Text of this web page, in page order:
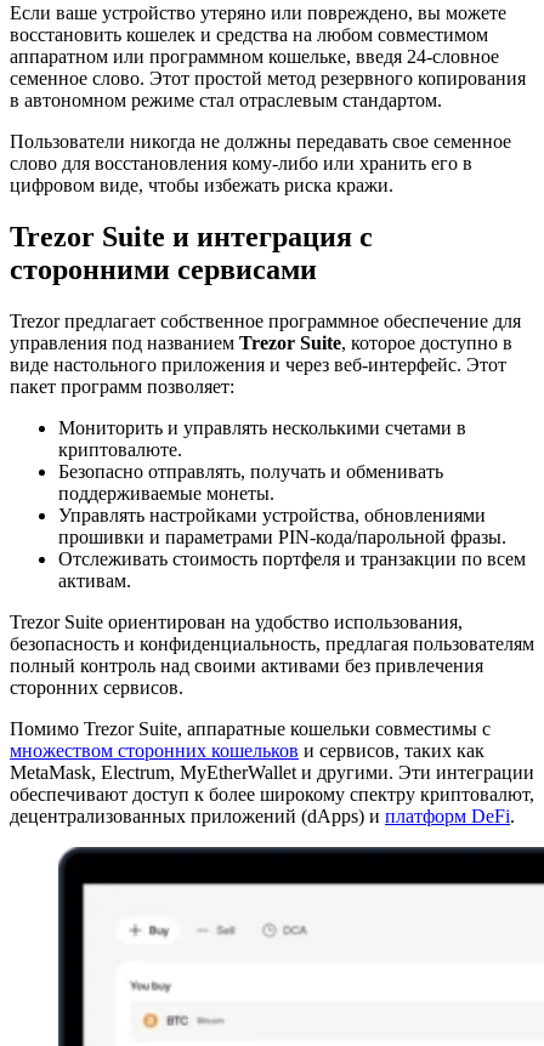
Если ваше устройство утеряно или повреждено, вы можете
восстановить кошелек и средства на любом совместимом
аппаратном или программном кошельке, введя 24-словное
семенное слово. Этот простой метод резервного копирования
в автономном режиме стал отраслевым стандартом.
Пользователи никогда не должны передавать свое семенное
слово для восстановления кому-либо или хранить его в
цифровом виде, чтобы избежать риска кражи.
Trezor Suite и интеграция с
сторонними сервисами
Trezor предлагает собственное программное обеспечение для
управления под названием Trezor Suite, которое доступно в
виде настольного приложения и через веб-интерфейс. Этот
пакет программ позволяет:
Мониторить и управлять несколькими счетами в
криптовалюте.
Безопасно отправлять, получать и обменивать
поддерживаемые монеты.
Управлять настройками устройства, обновлениями
прошивки и параметрами PIN-кода/парольной фразы.
Отслеживать стоимость портфеля и транзакции по всем
активам.
Trezor Suite ориентирован на удобство использования,
безопасность и конфиденциальность, предлагая пользователям
полный контроль над своими активами без привлечения
сторонних сервисов.
Помимо Trezor Suite, аппаратные кошельки совместимы с
множеством сторонних кошельков и сервисов, таких как
MetaMask, Electrum, MyEtherWallet и другими. Эти интеграции
обеспечивают доступ к более широкому спектру криптовалют,
децентрализованных приложений (dApps) и платформ DeFi.